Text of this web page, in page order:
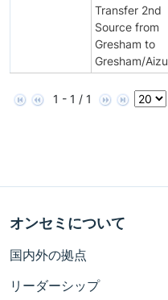
Transfer 2nd
Source from
Gresham to
Gresham/Aizu
1 - 1 / 1
オンセミについて
国内外の拠点
リーダーシップ